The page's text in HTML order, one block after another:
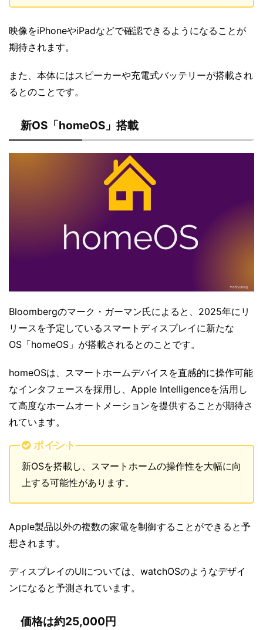
映像をiPhoneやiPadなどで確認できるようになることが
期待されます。
また、本体にはスピーカーや充電式バッテリーが搭載され
るとのことです。
新OS「homeOS」搭載
Bloombergのマーク・ガーマン氏によると、2025年にリ
リースを予定しているスマートディスプレイに新たな
OS「homeOS」が搭載されるとのことです。
homeOSは、スマートホームデバイスを直感的に操作可能
なインタフェースを採用し、Apple Intelligenceを活用し
て高度なホームオートメーションを提供することが期待さ
れています。
ポイント
新OSを搭載し、スマートホームの操作性を大幅に向
上する可能性があります。
Apple製品以外の複数の家電を制御することができると予
想されます。
ディスプレイのUIについては、watchOSのようなデザイ
ンになると予測されています。
価格は約25,000円